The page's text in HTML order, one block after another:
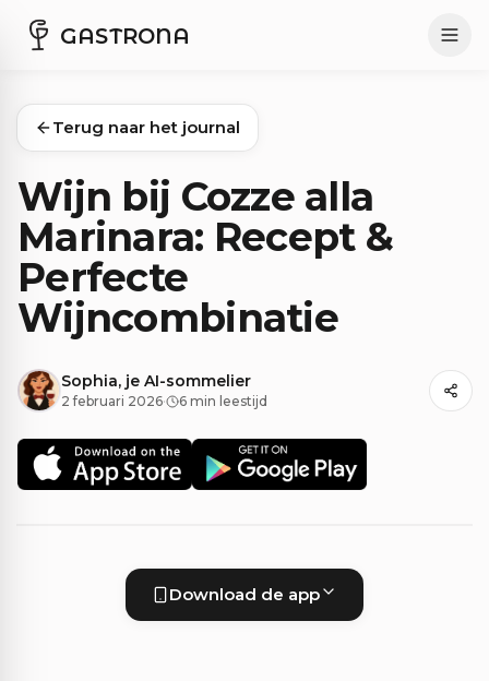
GASTRONA
Terug naar het journal
Wijn bij Cozze alla
Marinara: Recept &
Perfecte
Wijncombinatie
Sophia, je AI-sommelier
2 februari 2026· 6 min leestijd
Download de app